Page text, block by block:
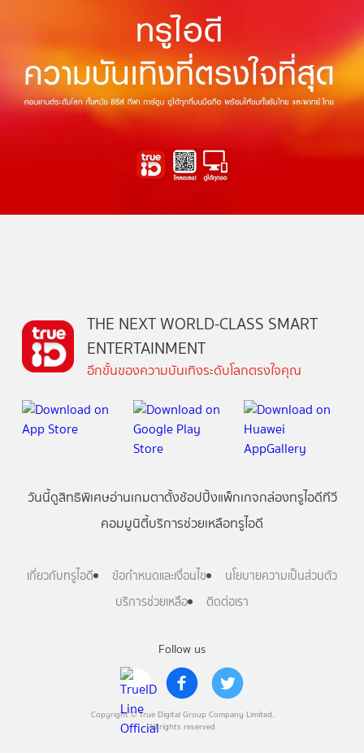
Follow us
Copyright © True Digital Group Company Limited.
All rights reserved
THE NEXT WORLD-CLASS SMART
ENTERTAINMENT
อีกขั้นของความบันเทิงระดับโลกตรงใจคุณ
วันนี้ดูสิทธิพิเศษอ่านเกมตาตั้งช้อปปิ้งแพ็กเกจกล่องทรูไอดีทีวี
คอมมูนิตี้บริการช่วยเหลือทรูไอดี
เกี่ยวกับทรูไอดี ข้อกำหนดและเงื่อนไข
นโยบายความเป็นส่วนตัว
บริการช่วยเหลือ
ติดต่อเรา